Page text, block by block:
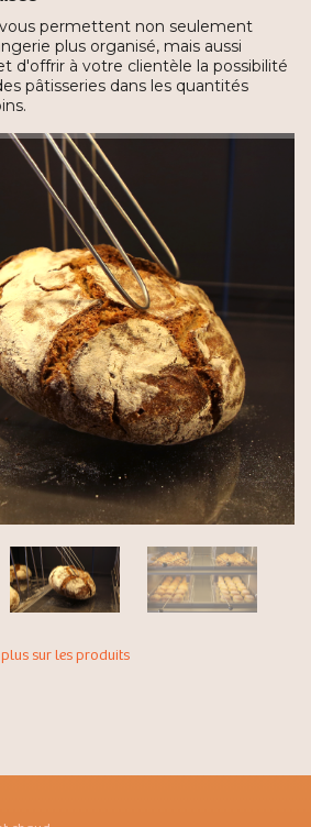
permettent non seulement
plus organisé, mais aussi
d'offrir à votre clientèle la possibilité
pâtisseries dans les quantités
plus sur les produits